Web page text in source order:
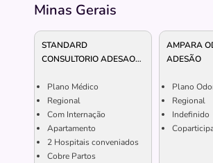
Minas Gerais
STANDARD
CONSULTORIO ADESAO
Plano Médico
Regional
Com Internação
Apartamento
2 Hospitais conveniados
Cobre Partos
AMPARA
ADESÃO
Plano
Regional
Indefinido